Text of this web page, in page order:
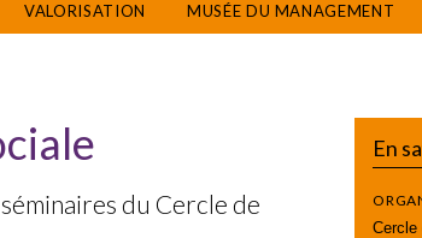
VALORISATION MUSÉE DU MANAGEMENT
du Cercle de
En
Cercle